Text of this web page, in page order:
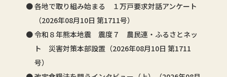
各地で取り組み始まる １万戸要求対話アンケート
（2026年08月10日 第1711号）
令和８年熊本地震 震度７ 農民連・ふるさとネッ
ト 災害対策本部設置（2026年08月10日 第1711
号）